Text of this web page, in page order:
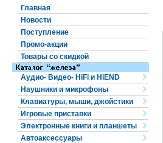
Главная
Новости
Поступление
Промо-акции
Товары со скидкой
Аудио- Видео- HiFi и HiEND
Наушники и микрофоны
Клавиатуры, мыши, джойстики
Игровые приставки
Электронные книги и планшеты
Автоаксессуары